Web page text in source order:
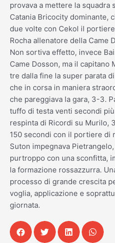
provava a mettere la squadra
Catania Bricocity dominante,
due volte con Cekol il
Rocha allenatore della Came
Non sortiva effetto, invece
Came Dosson, ma il capitano
tre dalla fine la super parata
che in corsa in maniera
che pareggiava la gara, 3-3.
tuffo di testa venti secondi
respinta di Ricordi su Murilo,
150 secondi con il portiere di
Suton impegnava
purtroppo con una sconfitta,
la formazione rossazzurra.
processo di grande crescita
voglia, applicazione e
giornata.